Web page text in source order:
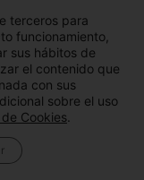
FundacionAldaba
terceros para
funcionamiento,
sus hábitos de
el contenido que
con sus
sobre el uso
Cookies